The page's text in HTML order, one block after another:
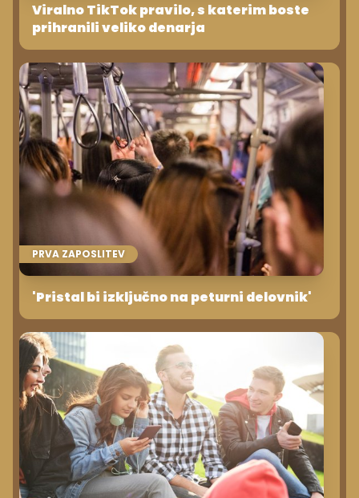
Viralno TikTok pravilo, s katerim boste
prihranili veliko denarja
PRVA ZAPOSLITEV
'Pristal bi izključno na peturni delovnik'